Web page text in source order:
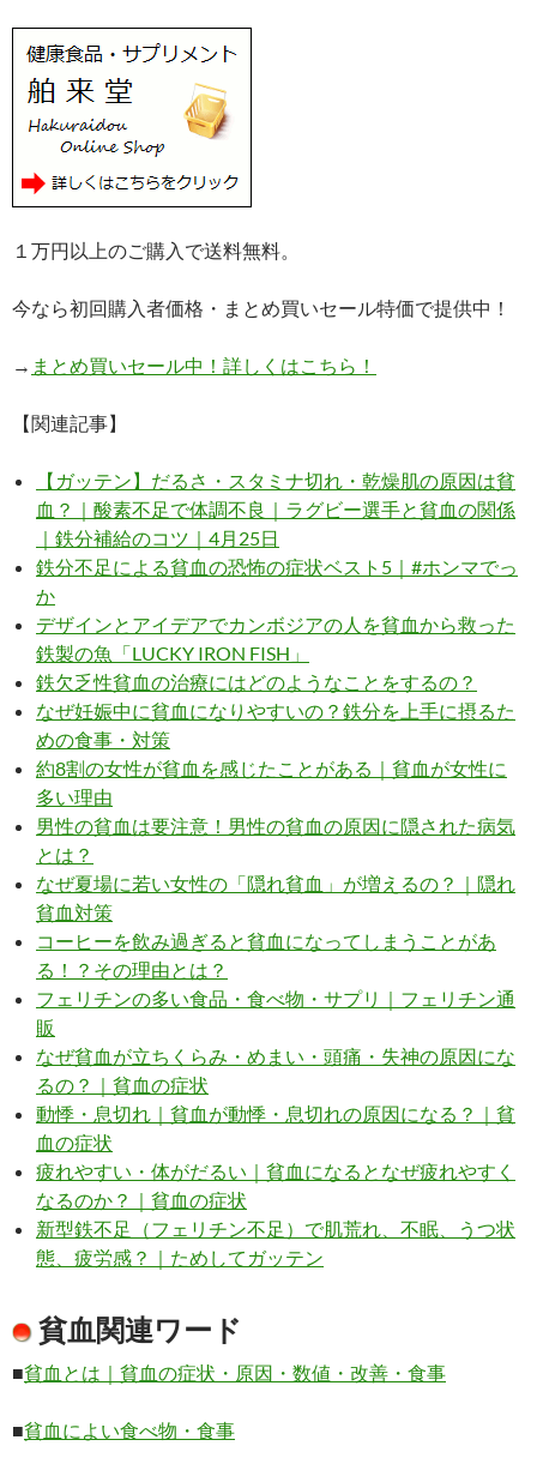
１万円以上のご購入で送料無料。
今なら初回購入者価格・まとめ買いセール特価で提供中！
→ まとめ買いセール中！詳しくはこちら！
【関連記事】
【ガッテン】だるさ・スタミナ切れ・乾燥肌の原因は貧
血？｜酸素不足で体調不良｜ラグビー選手と貧血の関係
｜鉄分補給のコツ｜4月25日
鉄分不足による貧血の恐怖の症状ベスト5｜#ホンマでっ
か
デザインとアイデアでカンボジアの人を貧血から救った
鉄製の魚「LUCKY IRON FISH」
鉄欠乏性貧血の治療にはどのようなことをするの？
なぜ妊娠中に貧血になりやすいの？鉄分を上手に摂るた
めの食事・対策
約8割の女性が貧血を感じたことがある｜貧血が女性に
多い理由
男性の貧血は要注意！男性の貧血の原因に隠された病気
とは？
なぜ夏場に若い女性の「隠れ貧血」が増えるの？｜隠れ
貧血対策
コーヒーを飲み過ぎると貧血になってしまうことがあ
る！？その理由とは？
フェリチンの多い食品・食べ物・サプリ｜フェリチン通
販
なぜ貧血が立ちくらみ・めまい・頭痛・失神の原因にな
るの？｜貧血の症状
動悸・息切れ｜貧血が動悸・息切れの原因になる？｜貧
血の症状
疲れやすい・体がだるい｜貧血になるとなぜ疲れやすく
なるのか？｜貧血の症状
新型鉄不足（フェリチン不足）で肌荒れ、不眠、うつ状
態、疲労感？｜ためしてガッテン
貧血関連ワード
■貧血とは｜貧血の症状・原因・数値・改善・食事
■貧血によい食べ物・食事